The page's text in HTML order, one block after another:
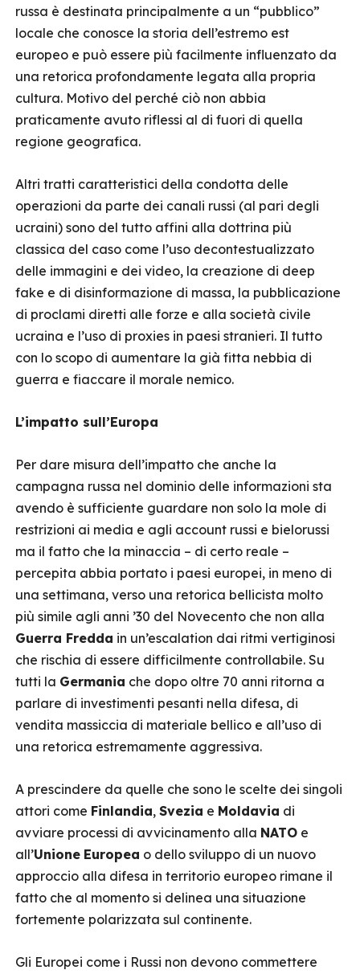
russa è destinata principalmente a un “pubblico”
locale che conosce la storia dell’estremo est
europeo e può essere più facilmente influenzato da
una retorica profondamente legata alla propria
cultura. Motivo del perché ciò non abbia
praticamente avuto riflessi al di fuori di quella
regione geografica.
Altri tratti caratteristici della condotta delle
operazioni da parte dei canali russi (al pari degli
ucraini) sono del tutto affini alla dottrina più
classica del caso come l’uso decontestualizzato
delle immagini e dei video, la creazione di deep
fake e di disinformazione di massa, la pubblicazione
di proclami diretti alle forze e alla società civile
ucraina e l’uso di proxies in paesi stranieri. Il tutto
con lo scopo di aumentare la già fitta nebbia di
guerra e fiaccare il morale nemico.
L’impatto sull’Europa
Per dare misura dell’impatto che anche la
campagna russa nel dominio delle informazioni sta
avendo è sufficiente guardare non solo la mole di
restrizioni ai media e agli account russi e bielorussi
ma il fatto che la minaccia – di certo reale –
percepita abbia portato i paesi europei, in meno di
una settimana, verso una retorica bellicista molto
più simile agli anni ’30 del Novecento che non alla
Guerra Fredda in un’escalation dai ritmi vertiginosi
che rischia di essere difficilmente controllabile. Su
tutti la Germania che dopo oltre 70 anni ritorna a
parlare di investimenti pesanti nella difesa, di
vendita massiccia di materiale bellico e all’uso di
una retorica estremamente aggressiva.
A prescindere da quelle che sono le scelte dei singoli
attori come Finlandia, Svezia e Moldavia di
avviare processi di avvicinamento alla NATO e
all’Unione Europea o dello sviluppo di un nuovo
approccio alla difesa in territorio europeo rimane il
fatto che al momento si delinea una situazione
fortemente polarizzata sul continente.
Gli Europei come i Russi non devono commettere